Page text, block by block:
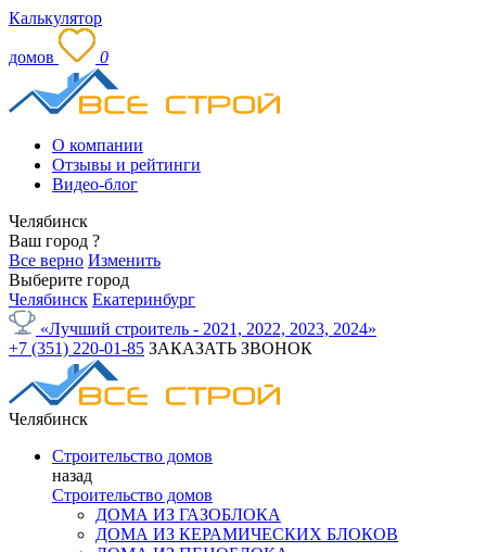
Калькулятор
домов 0
О компании
Отзывы и рейтинги
Видео-блог
Челябинск
Ваш город ?
Все верно Изменить
Выберите город
Челябинск Екатеринбург
«Лучший строитель - 2021, 2022, 2023, 2024»
+7 (351) 220-01-85 ЗАКАЗАТЬ ЗВОНОК
Челябинск
Строительство домов
назад
Строительство домов
ДОМА ИЗ ГАЗОБЛОКА
ДОМА ИЗ КЕРАМИЧЕСКИХ БЛОКОВ